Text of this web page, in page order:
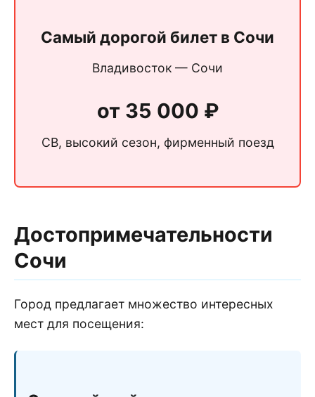
Самый дорогой билет в Сочи
Владивосток — Сочи
от 35 000 ₽
СВ, высокий сезон, фирменный поезд
Достопримечательности
Сочи
Город предлагает множество интересных
мест для посещения: